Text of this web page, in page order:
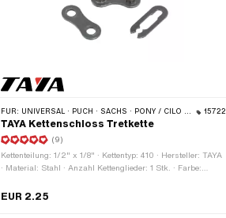
FÜR: UNIVERSAL · PUCH · SACHS · PONY / CILO (BETA 521 & 512) · PIAGGIO · ZÜNDAPP BELMONDO · SOLEX · ALPA CHOPPER / TURBO · CILO 15722
TAYA Kettenschloss Tretkette
(9)
Kettenteilung: 1/2" x 1/8" · Kettentyp: 410 · Hersteller: TAYA
· Material: Stahl · Anzahl Kettenglieder: 1 Stk. · Farbe:
EUR 2.25